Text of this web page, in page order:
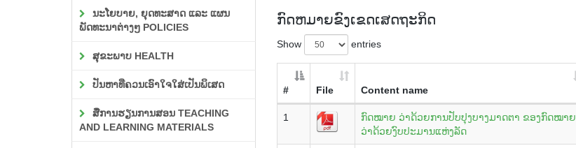
ນະໂຍບາຍ, ຍຸດທະສາດ ແລະ ແຜນ
ພັດທະນາຕ່າງໆ POLICIES
ສຸຂະພາບ HEALTH
ປັນຫາທີ່ຄວນເອົາໃຈໃສ່ເປັນພິເສດ
ສື່ການຮຽນການສອນ TEACHING
AND LEARNING MATERIALS
ກົດຫມາຍຂົງເຂດເສດຖະກິດ
Show entries
# File Content name
1
ກົດໝາຍ ວ່າດ້ວຍການປັບປຸງບາງມາດຕາ ຂອງກົດໝາຍ
ວ່າດ້ວຍງົບປະມານແຫ່ງລັດ